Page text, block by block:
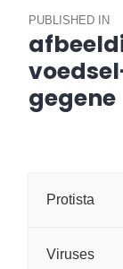
PUBLISHED IN
gegene
Protista
Viruses